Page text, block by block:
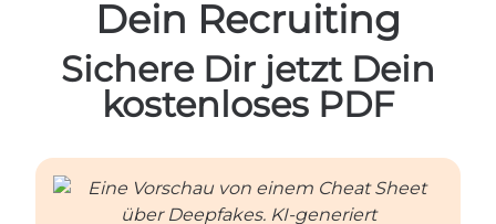
Dein Recruiting
Sichere Dir jetzt Dein
kostenloses PDF